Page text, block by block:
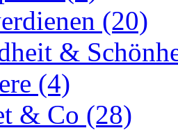
(20)
&
(4)
& Co (28)